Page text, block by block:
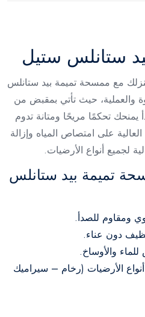
ستانلس ستيل
مع ممسحة تميمة بيد ستانلس
والعملية، حيث تأتي بمقبض من
يمنحك تحكمًا مريحًا ومتانة تدوم
على امتصاص المياه وإزالة
لجميع أنواع الأرضيات.
تميمة بيد ستانلس
ومقاوم للصدأ.
دون عناء.
والأوساخ.
الأرضيات (رخام – سيراميك